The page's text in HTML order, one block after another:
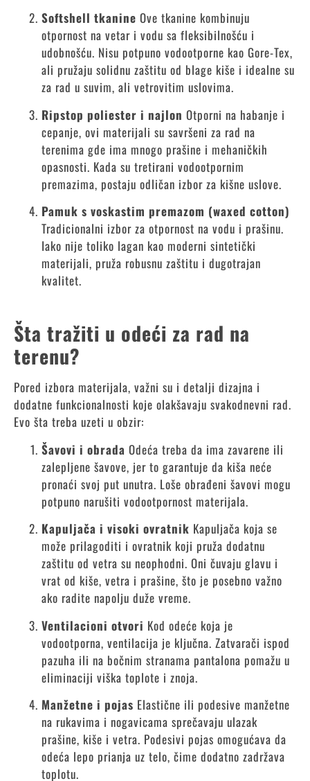
Softshell tkanine Ove tkanine kombinuju
otpornost na vetar i vodu sa fleksibilnošću i
udobnošću. Nisu potpuno vodootporne kao Gore-Tex,
ali pružaju solidnu zaštitu od blage kiše i idealne su
za rad u suvim, ali vetrovitim uslovima.
Ripstop poliester i najlon Otporni na habanje i
cepanje, ovi materijali su savršeni za rad na
terenima gde ima mnogo prašine i mehaničkih
opasnosti. Kada su tretirani vodootpornim
premazima, postaju odličan izbor za kišne uslove.
Pamuk s voskastim premazom (waxed cotton)
Tradicionalni izbor za otpornost na vodu i prašinu.
Iako nije toliko lagan kao moderni sintetički
materijali, pruža robusnu zaštitu i dugotrajan
kvalitet.
Šta tražiti u odeći za rad na
terenu?
Pored izbora materijala, važni su i detalji dizajna i
dodatne funkcionalnosti koje olakšavaju svakodnevni rad.
Evo šta treba uzeti u obzir:
Šavovi i obrada Odeća treba da ima zavarene ili
zalepljene šavove, jer to garantuje da kiša neće
pronaći svoj put unutra. Loše obrađeni šavovi mogu
potpuno narušiti vodootpornost materijala.
Kapuljača i visoki ovratnik Kapuljača koja se
može prilagoditi i ovratnik koji pruža dodatnu
zaštitu od vetra su neophodni. Oni čuvaju glavu i
vrat od kiše, vetra i prašine, što je posebno važno
ako radite napolju duže vreme.
Ventilacioni otvori Kod odeće koja je
vodootporna, ventilacija je ključna. Zatvarači ispod
pazuha ili na bočnim stranama pantalona pomažu u
eliminaciji viška toplote i znoja.
Manžetne i pojas Elastične ili podesive manžetne
na rukavima i nogavicama sprečavaju ulazak
prašine, kiše i vetra. Podesivi pojas omogućava da
odeća lepo prianja uz telo, čime dodatno zadržava
toplotu.